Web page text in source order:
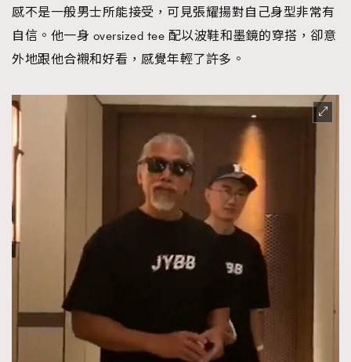
感不是一般男士所能接受，可見張耀揚對自己身型非常有
自信。他一身 oversized tee 配以波鞋和墨鏡的穿搭，卻意
外地跟他合襯和好看，感覺年輕了許多。